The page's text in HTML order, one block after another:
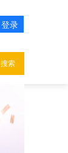
搜索